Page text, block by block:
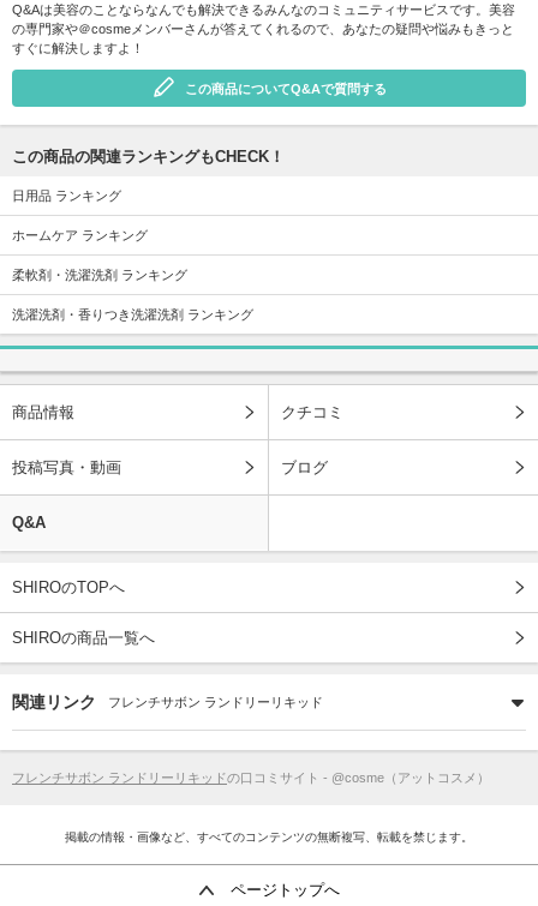
Q&Aは美容のことならなんでも解決できるみんなのコミュニティサービスです。美容
の専門家や＠cosmeメンバーさんが答えてくれるので、あなたの疑問や悩みもきっと
すぐに解決しますよ！
この商品についてQ&Aで質問する
この商品の関連ランキングもCHECK！
日用品 ランキング
ホームケア ランキング
柔軟剤・洗濯洗剤 ランキング
洗濯洗剤・香りつき洗濯洗剤 ランキング
商品情報 クチコミ
投稿写真・動画 ブログ
Q&A
SHIROのTOPへ
SHIROの商品一覧へ
関連リンク フレンチサボン ランドリーリキッド
フレンチサボン ランドリーリキッドの口コミサイト - @cosme（アットコスメ）
掲載の情報・画像など、すべてのコンテンツの無断複写、転載を禁じます。
ページトップへ